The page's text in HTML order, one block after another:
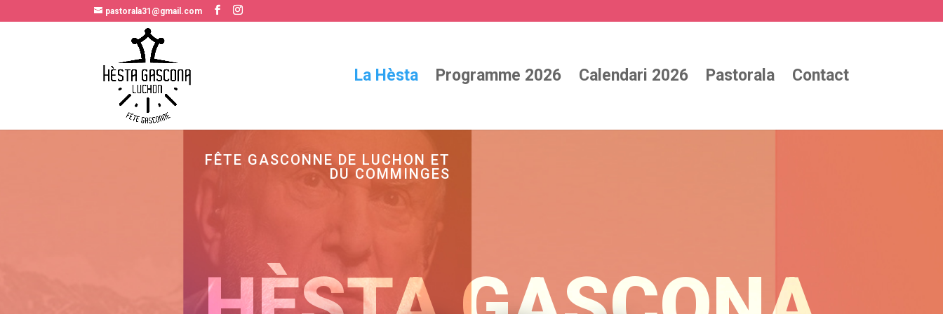
pastorala31@gmail.com
La Hèsta Programme 2026 Calendari 2026 Pastorala Contact
FÊTE GASCONNE DE LUCHON ET
DU COMMINGES